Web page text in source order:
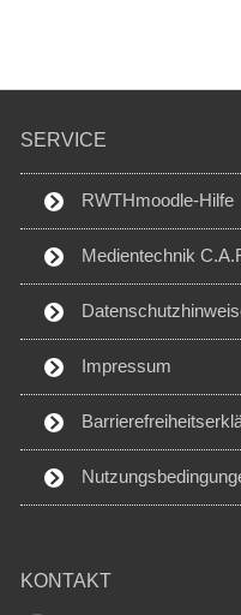
SERVICE
RWTHmoodle-Hilfe
Medientechnik
Impressum
KONTAKT